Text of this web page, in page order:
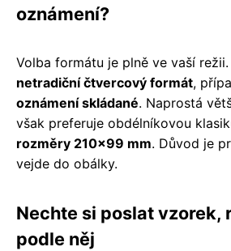
oznámení?
Volba formátu je plně ve vaší
netradiční čtvercový formát,
oznámení skládané. Naprostá
však preferuje obdélníkovou
rozměry 210×99 mm. Důvod je
vejde do obálky.
Nechte si poslat vzorek,
podle něj